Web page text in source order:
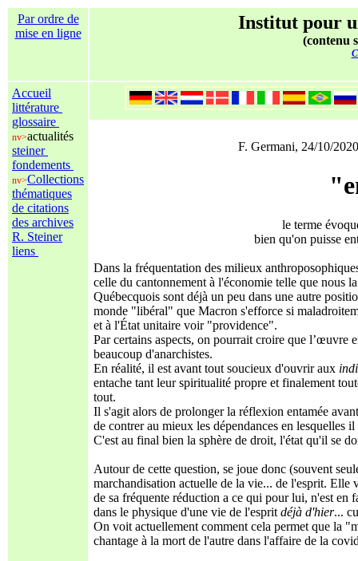
Par ordre de
mise en ligne
Institut pour
(contenu
Accueil
littérature
glossaire
nv>actualités
steiner
fondements
nv>Collections
thématiques
de citations
des archives
R. Steiner
liens
F. Germani, 24/10/
le terme
bien qu'on puisse
Dans la fréquentation des milieux
celle du cantonnement à l'économie telle que nous
Québecquois sont déjà un peu dans une autre
monde "libéral" que Macron s'efforce si
et à l'État unitaire voir "providence".
Par certains aspects, on pourrait croire que l’œuvre
beaucoup d'anarchistes.
En réalité, il est avant tout soucieux d'ouvrir aux
entache tant leur spiritualité propre et finalement
tout.
Il s'agit alors de prolonger la réflexion entamée
de contrer au mieux les dépendances en lesquelles
C'est au final bien la sphère de droit, l'état qu'il se
Autour de cette question, se joue donc (souvent
marchandisation actuelle de la vie... de l'esprit. Elle
de sa fréquente réduction a ce qui pour lui, n'est en
dans le physique d'une vie de l'esprit déjà d'hier...
On voit actuellement comment cela permet que la
chantage à la mort de l'autre dans l'affaire de la